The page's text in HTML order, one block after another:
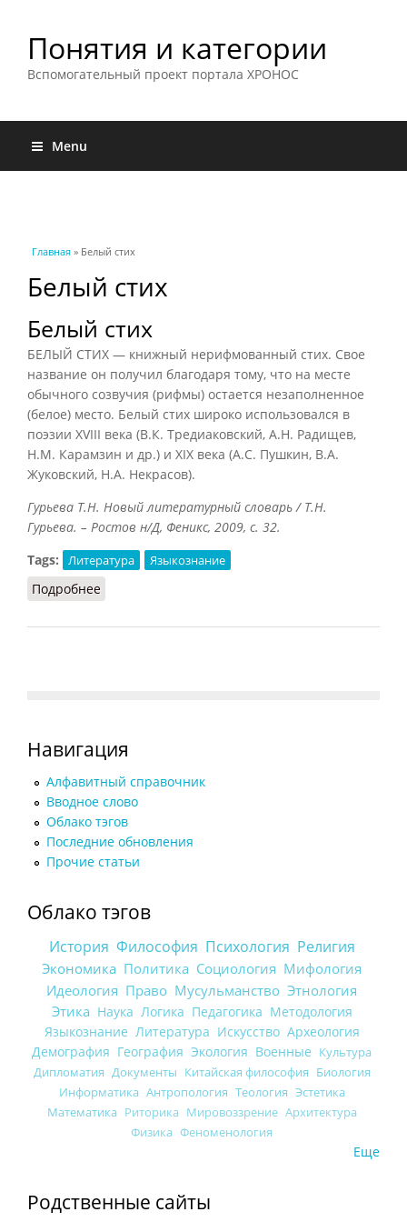
Понятия и категории
Вспомогательный проект портала ХРОНОС
Menu
Вы здесь
Главная » Белый стих
Белый стих
Белый стих
БЕЛЫЙ СТИХ — книжный нерифмованный стих. Свое
название он получил благодаря тому, что на месте
обычного созвучия (рифмы) остается незаполненное
(белое) место. Белый стих широко использовался в
поэзии XVIII века (В.К. Тредиаковский, А.Н. Радищев,
Н.М. Карамзин и др.) и XIX века (А.С. Пушкин, В.А.
Жуковский, Н.А. Некрасов).
Гурьева Т.Н. Новый литературный словарь / Т.Н.
Гурьева. – Ростов н/Д, Феникс, 2009, с. 32.
Tags:
Литература Языкознание
Подробнее
Навигация
Алфавитный справочник
Вводное слово
Облако тэгов
Последние обновления
Прочие статьи
Облако тэгов
История Философия Психология Религия
Экономика Политика Социология Мифология
Идеология Право Мусульманство Этнология
Этика Наука Логика Педагогика Методология
Языкознание Литература Искусство Археология
Демография География Экология Военные Культура
Дипломатия Документы Китайская философия Биология
Информатика Антропология Теология Эстетика
Математика Риторика Мировоззрение Архитектура
Физика Феноменология
Еще
Родственные сайты